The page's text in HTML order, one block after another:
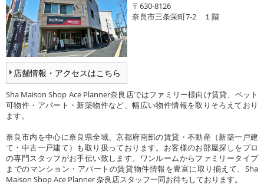
店舗情報・アクセスはこちら
〒630-8126
奈良市三条栄町7-2 １階
Sha Maison Shop Ace Planner奈良店ではファミリー様向け賃貸、ペット
可物件・アパート・新築物件など、幅広い物件情報を取りそろえており
ます。
奈良市内を中心に奈良県全域、京都府南部の賃貸・不動産（新築一戸建
て・中古一戸建て）も取り扱っております。お客様のお部屋探しをプロ
の専門スタッフがお手伝い致します。ワンルームからファミリータイプ
までのマンション・アパートの賃貸物件情報を豊富に取り揃えて、Sha
Maison Shop Ace Planner 奈良店スタッフ一同お待ちしております。